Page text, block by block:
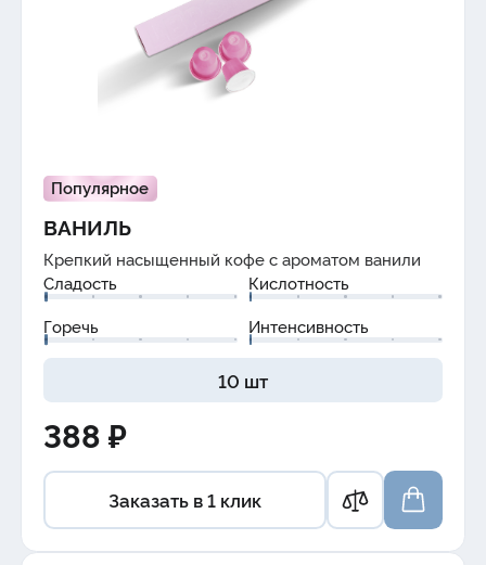
Популярное
ВАНИЛЬ
Крепкий насыщенный кофе с ароматом ванили
Сладость
Кислотность
Горечь
Интенсивность
10 шт
388 ₽
Заказать в 1 клик